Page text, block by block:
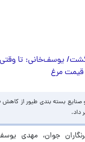
برگشت/ یوسف‌خانی: تا
قیمت مرغ
داد.
جوان، مهدی